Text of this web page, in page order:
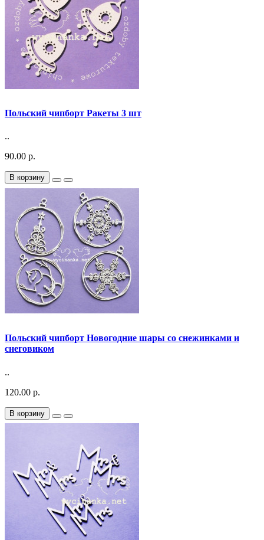
Польский чипборт Ракеты 3 шт
..
90.00 р.
В корзину
Польский чипборт Новогодние шары со снежинками и
снеговиком
..
120.00 р.
В корзину